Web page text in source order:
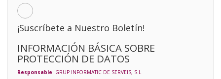
¡Suscríbete a Nuestro Boletín!
INFORMACIÓN BÁSICA SOBRE
PROTECCIÓN DE DATOS
Responsable: GRUP INFORMATIC DE SERVEIS, S.L